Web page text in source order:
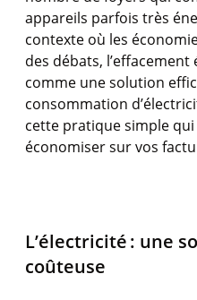
appareils parfois très
contexte où les
des débats,
comme une solution
consommation
cette pratique simple
économiser sur vos
L’électricité : une
coûteuse